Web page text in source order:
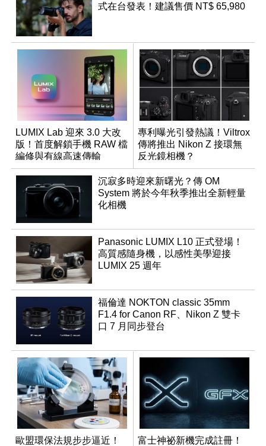
式在台發表！建議售價 NT$ 65,980
LUMIX Lab 迎來 3.0 大改
版！首度解鎖手機 RAW 檔
編修與有線高速傳輸
專利曝光引發熱議！Viltrox
傳將推出 Nikon Z 接環無
反光鏡相機？
沉寂多時迎來新曙光？傳 OM
System 將於今年秋季推出全新輕量
化相機
Panasonic LUMIX L10 正式登場！
高質感隨身機，以感性美學迎接
LUMIX 25 週年
福倫達 NOKTON classic 35mm
F1.4 for Canon RF、Nikon Z 雙卡
口 7 月同步登台
歐盟環保法規步步逼近！
富士神祕新機完成註冊！